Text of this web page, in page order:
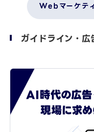
Webマーケテ
ガイドライン・広